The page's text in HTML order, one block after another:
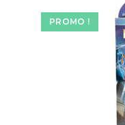
PROMO !